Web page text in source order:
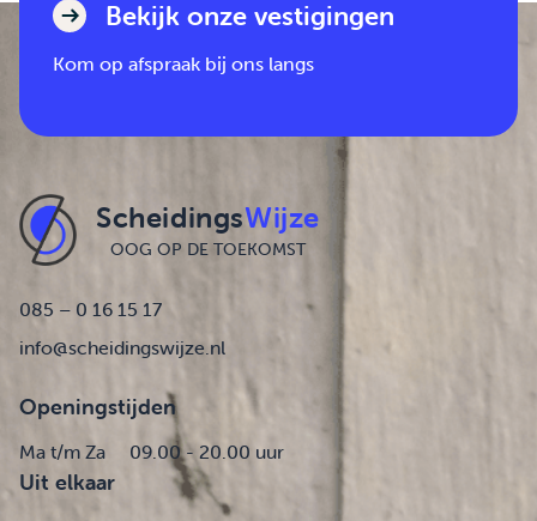
Bekijk onze vestigingen
Kom op afspraak bij ons langs
ScheidingsWijze
OOG OP DE TOEKOMST
085 – 0 16 15 17
info@scheidingswijze.nl
Openingstijden
Ma t/m Za 09.00 - 20.00 uur
Uit elkaar